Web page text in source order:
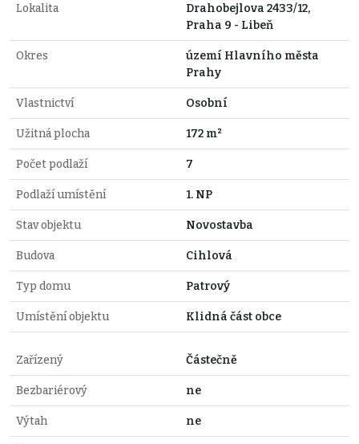
Lokalita
Drahobejlova 2433/12,
Praha 9 - Libeň
Okres
území Hlavního města
Prahy
Vlastnictví Osobní
Užitná plocha 172 m²
Počet podlaží 7
Podlaží umístění 1. NP
Stav objektu Novostavba
Budova Cihlová
Typ domu Patrový
Umístění objektu Klidná část obce
Zařízený Částečně
Bezbariérový ne
Výtah ne